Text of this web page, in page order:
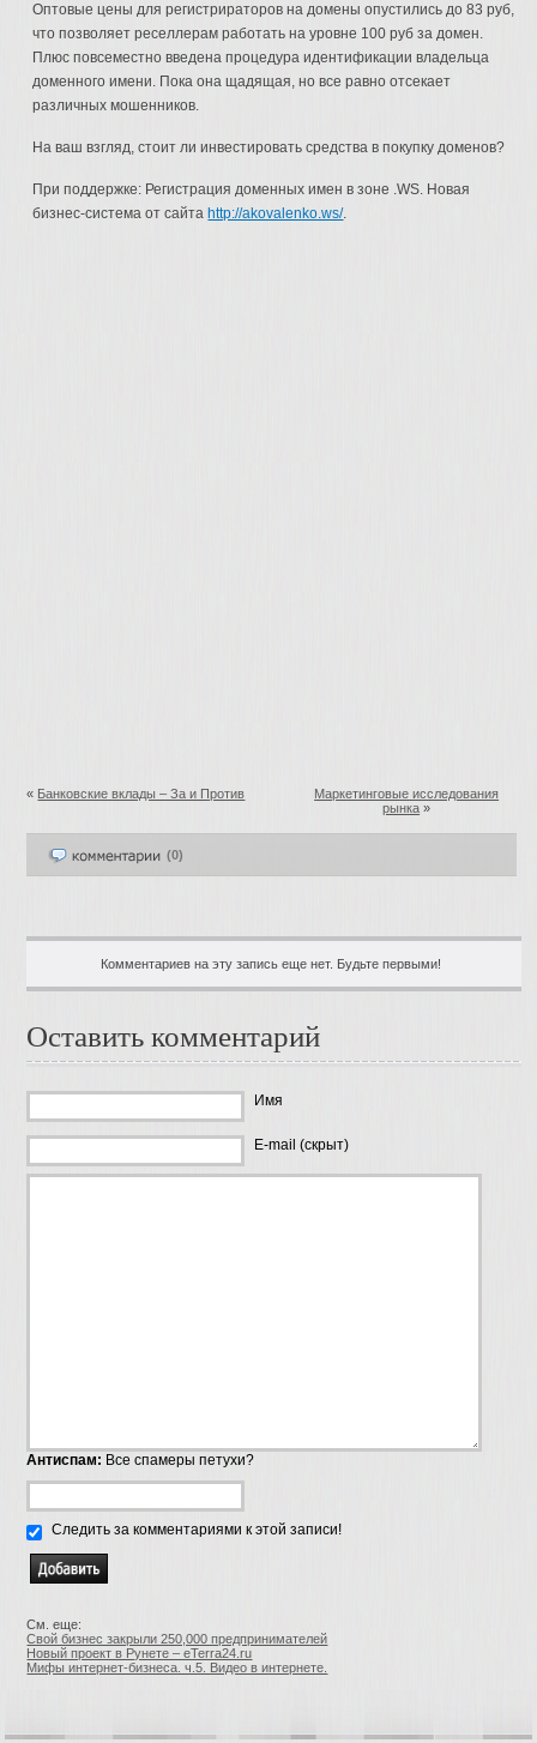
Оптовые цены для регистрираторов на домены опустились до 83 руб,
что позволяет реселлерам работать на уровне 100 руб за домен.
Плюс повсеместно введена процедура идентификации владельца
доменного имени. Пока она щадящая, но все равно отсекает
различных мошенников.
На ваш взгляд, стоит ли инвестировать средства в покупку доменов?
При поддержке: Регистрация доменных имен в зоне .WS. Новая
бизнес-система от сайта http://akovalenko.ws/.
« Банковские вклады – За и Против
Маркетинговые исследования
рынка »
(0)
Комментариев на эту запись еще нет. Будьте первыми!
Оставить комментарий
Имя
E-mail (скрыт)
Антиспам: Все спамеры петухи?
Следить за комментариями к этой записи!
См. еще:
Свой бизнес закрыли 250,000 предпринимателей
Новый проект в Рунете – eTerra24.ru
Мифы интернет-бизнеса. ч.5. Видео в интернете.